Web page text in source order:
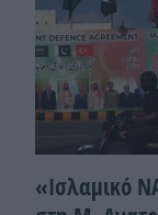
«Ισλαμικό